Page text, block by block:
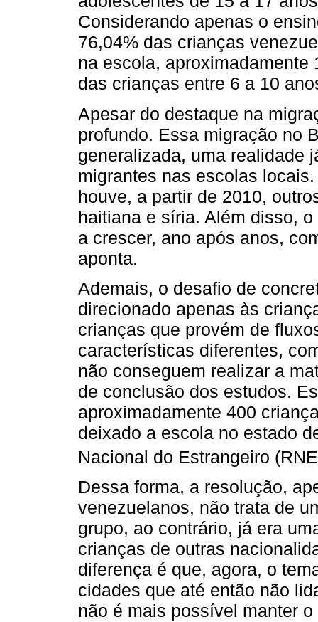
Considerando apenas o
76,04% das crianças
na escola,
das crianças entre 6 a 10
Apesar do destaque na
profundo. Essa migração no
generalizada, uma realidade
migrantes nas escolas
houve, a partir de 2010,
haitiana e síria. Além disso,
a crescer, ano após anos,
aponta.
Ademais, o desafio de
direcionado apenas às
crianças que provém de
características diferentes,
não conseguem realizar a
de conclusão dos estudos.
aproximadamente 400
deixado a escola no estado
Nacional do Estrangeiro
Dessa forma, a resolução,
venezuelanos, não trata de
grupo, ao contrário, já era
crianças de outras
diferença é que, agora, o
cidades que até então não
não é mais possível manter